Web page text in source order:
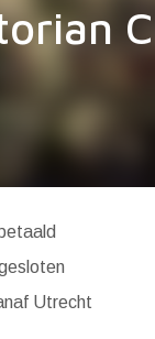
gesloten
Utrecht